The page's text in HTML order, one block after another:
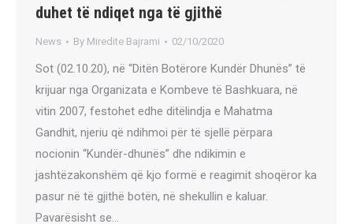
duhet të ndiqet nga të gjithë
News By Miredite Bajrami 02/10/2020
Sot (02.10.20), në “Ditën Botërore Kundër Dhunës” të
krijuar nga Organizata e Kombeve të Bashkuara, në
vitin 2007, festohet edhe ditëlindja e Mahatma
Gandhit, njeriu që ndihmoi për të sjellë përpara
nocionin “Kundër-dhunës” dhe ndikimin e
jashtëzakonshëm që kjo formë e reagimit shoqëror ka
pasur në të gjithë botën, në shekullin e kaluar.
Pavarësisht se…